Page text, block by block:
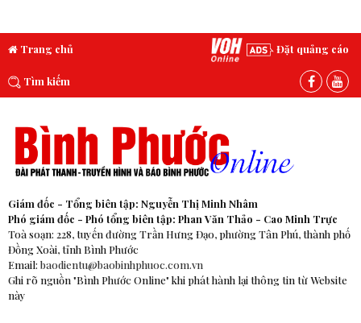
Trang chủ Đặt quảng cáo
Tìm kiếm
Giám đốc - Tổng biên tập: Nguyễn Thị Minh Nhâm
Phó giám đốc - Phó tổng biên tập: Phan Văn Thảo - Cao Minh Trực
Toà soạn: 228, tuyến đường Trần Hưng Đạo, phường Tân Phú, thành phố
Đồng Xoài, tỉnh Bình Phước
Email: baodientu@baobinhphuoc.com.vn
Ghi rõ nguồn "Bình Phước Online" khi phát hành lại thông tin từ Website
này